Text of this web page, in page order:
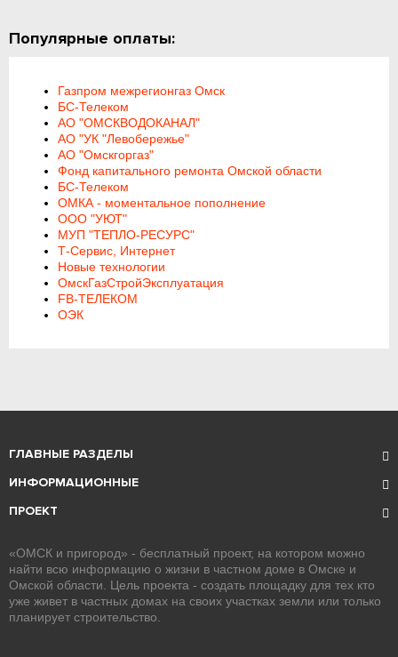
Популярные оплаты:
Газпром межрегионгаз Омск
БС-Телеком
АО "ОМСКВОДОКАНАЛ"
АО "УК "Левобережье"
АО "Омскгоргаз"
Фонд капитального ремонта Омской области
БС-Телеком
ОМКА - моментальное пополнение
ООО "УЮТ"
МУП "ТЕПЛО-РЕСУРС"
Т-Сервис, Интернет
Новые технологии
ОмскГазСтройЭксплуатация
FB-ТЕЛЕКОМ
ОЭК
ГЛАВНЫЕ РАЗДЕЛЫ
ИНФОРМАЦИОННЫЕ
ПРОЕКТ
«ОМСК и пригород» - бесплатный проект, на котором можно
найти всю информацию о жизни в частном доме в Омске и
Омской области. Цель проекта - создать площадку для тех кто
уже живет в частных домах на своих участках земли или только
планирует строительство.